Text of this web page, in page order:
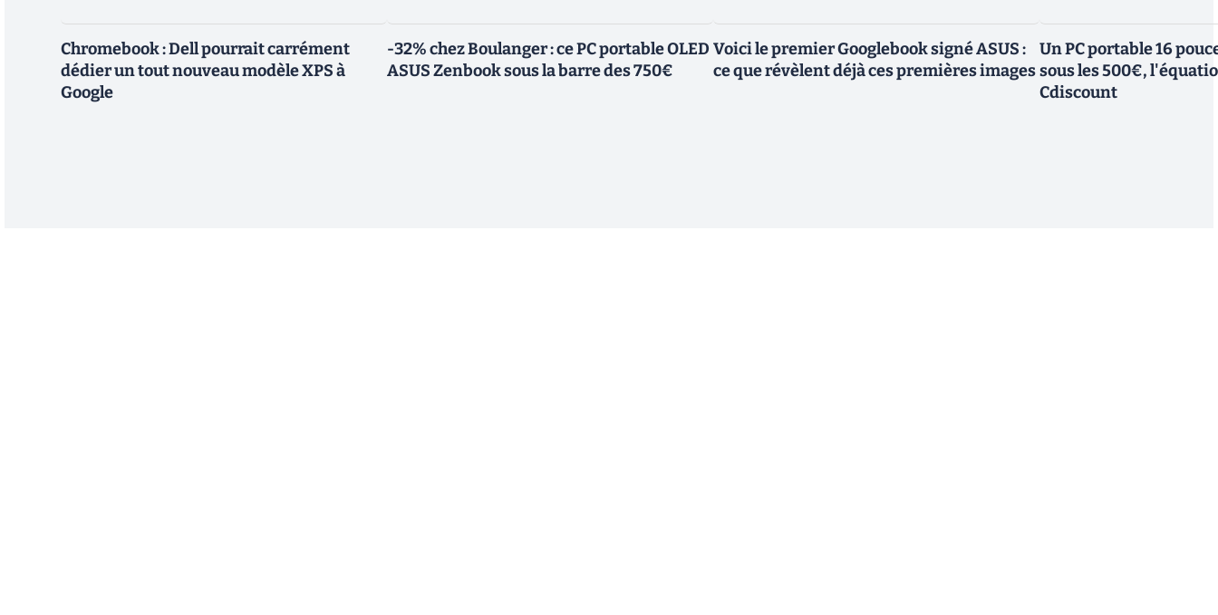
Chromebook : Dell pourrait carrément
dédier un tout nouveau modèle XPS à
Google
-32% chez Boulanger : ce PC portable OLED
ASUS Zenbook sous la barre des 750€
Voici le premier Googlebook signé ASUS :
ce que révèlent déjà ces premières images
Un PC portable 16
sous les 500€,
Cdiscount